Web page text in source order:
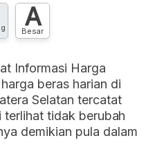
A
Besar
Informasi Harga
beras harian di
Selatan tercatat
terlihat tidak berubah
demikian pula dalam